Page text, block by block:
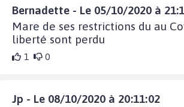
Bernadette - Le 05/10/2020 à
Mare de ses restrictions du au
liberté sont perdu
1 0
Jp - Le 08/10/2020 à 20:11:02